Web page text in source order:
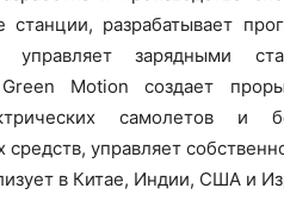
станции, разрабатывает
управляет зарядными
Green Motion создает
самолетов и
средств, управляет
в Китае, Индии, США и